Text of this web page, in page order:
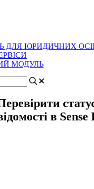
ДЛЯ ЮРИДИЧНИХ
МОДУЛЬ
в Sense